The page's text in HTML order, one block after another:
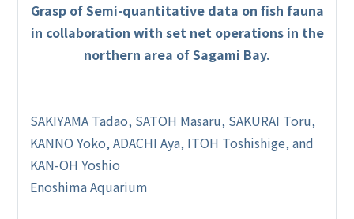
Grasp of Semi-quantitative data on fish fauna
in collaboration with set net operations in the
northern area of Sagami Bay.
SAKIYAMA Tadao, SATOH Masaru, SAKURAI Toru,
KANNO Yoko, ADACHI Aya, ITOH Toshishige, and
KAN-OH Yoshio
Enoshima Aquarium